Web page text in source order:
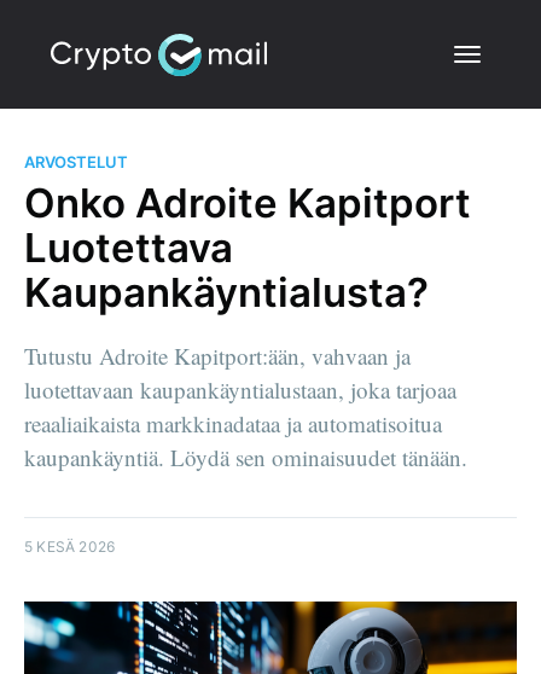
ARVOSTELUT
Onko Adroite Kapitport
Luotettava
Kaupankäyntialusta?
Tutustu Adroite Kapitport:ään, vahvaan ja
luotettavaan kaupankäyntialustaan, joka tarjoaa
reaaliaikaista markkinadataa ja automatisoitua
kaupankäyntiä. Löydä sen ominaisuudet tänään.
5 KESÄ 2026